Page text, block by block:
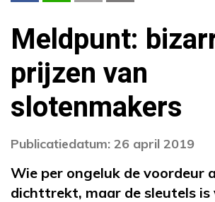
Meldpunt:
prijzen van
slotenmakers
Publicatiedatum: 26 april 2019
Wie per ongeluk de voordeur
dichttrekt, maar de sleutels is